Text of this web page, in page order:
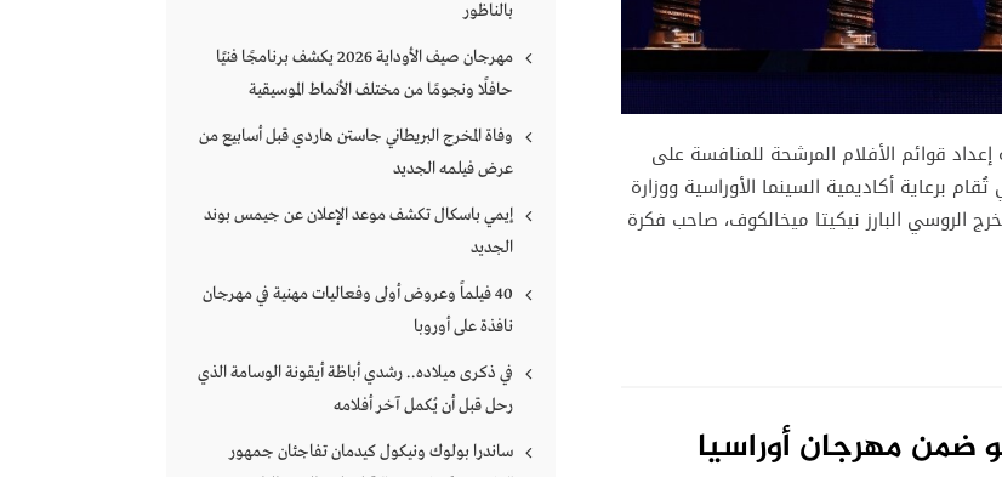
قوائم الأفلام المرشحة للمنافسة على
الماسية" في دورتها الثانية لعام 2026، التي تُقام برعاية أكاديمية السينما الأوراسية ووزارة
الروسي البارز نيكيتا ميخالكوف، صاحب فكرة
ضمن مهرجان أوراسيا
بالناظور
مهرجان صيف الأوداية 2026 يكشف برنامجًا فنيًا
حافلًا ونجومًا من مختلف الأنماط الموسيقية
وفاة المخرج البريطاني جاستن هاردي قبل أسابيع من
عرض فيلمه الجديد
إيمي باسكال تكشف موعد الإعلان عن جيمس بوند
الجديد
40 فيلماً وعروض أولى وفعاليات مهنية في مهرجان
نافذة على أوروبا
في ذكرى ميلاده.. رشدي أباظة أيقونة الوسامة الذي
رحل قبل أن يُكمل آخر أفلامه
ساندرا بولوك ونيكول كيدمان تفاجئان جمهور